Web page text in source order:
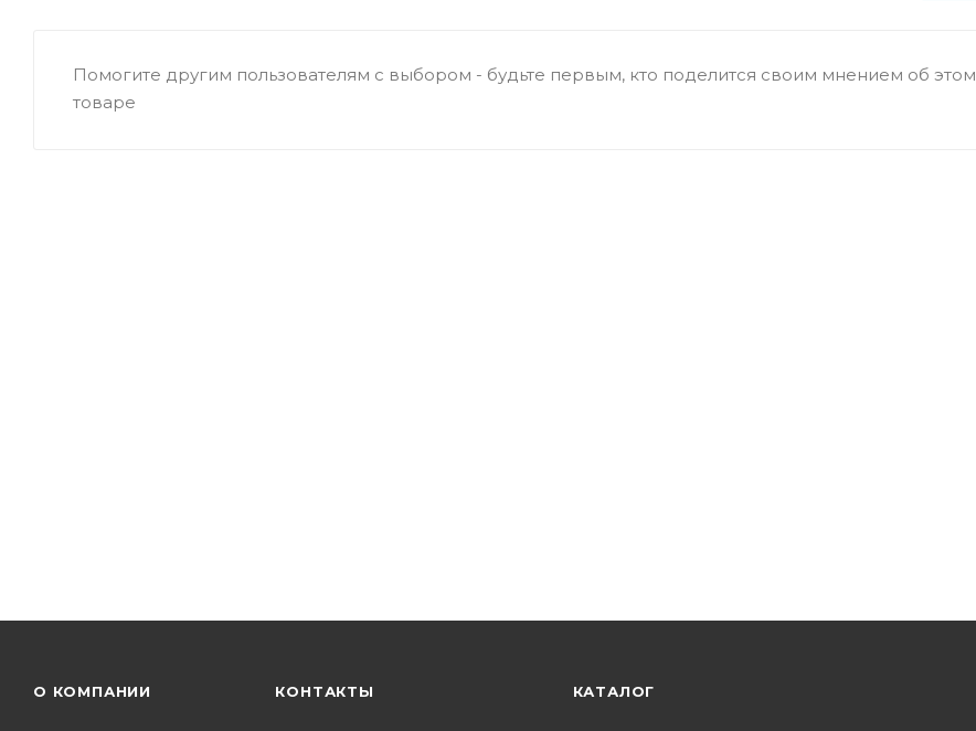
Помогите другим пользователям с выбором - будьте первым, кто поделится своим мнением об этом
товаре
О КОМПАНИИ КОНТАКТЫ КАТАЛОГ